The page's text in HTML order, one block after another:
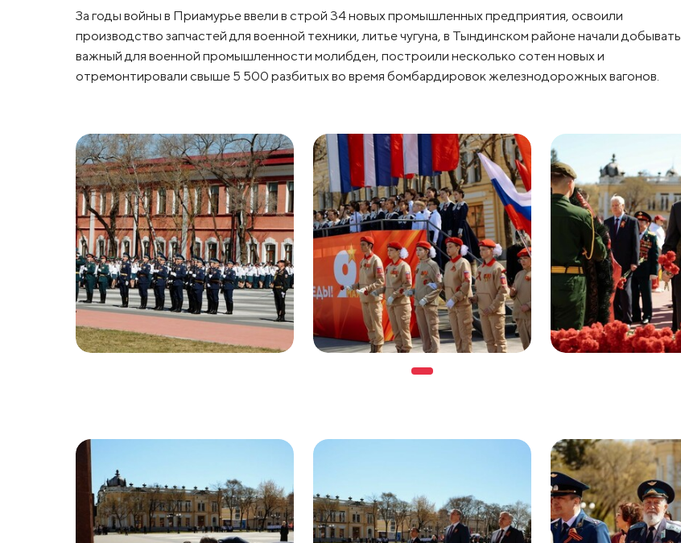
За годы войны в Приамурье ввели в строй 34 новых промышленных предприятия, освоили
производство запчастей для военной техники, литье чугуна, в Тындинском районе начали добывать
важный для военной промышленности молибден, построили несколько сотен новых и
отремонтировали свыше 5 500 разбитых во время бомбардировок железнодорожных вагонов.